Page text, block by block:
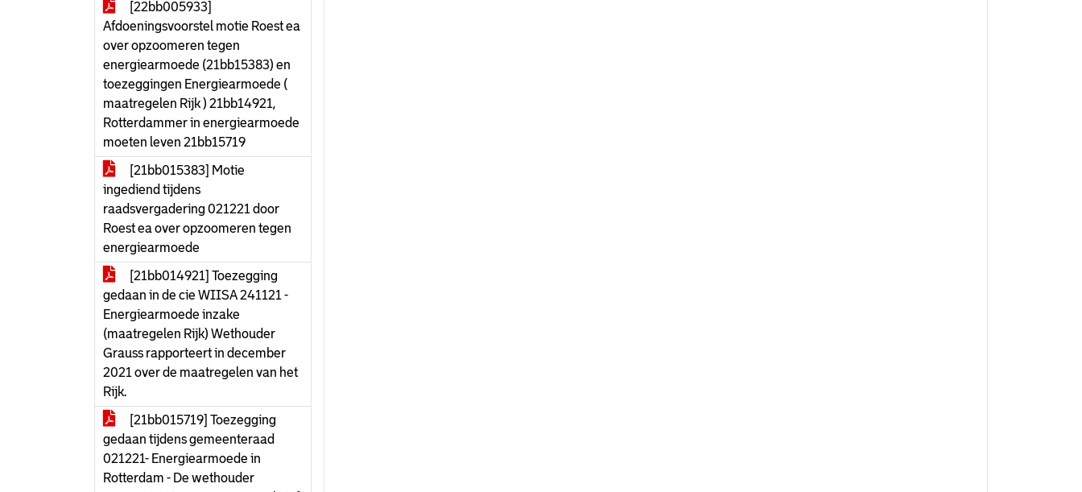
[22bb005933]
Afdoeningsvoorstel motie Roest ea
over opzoomeren tegen
energiearmoede (21bb15383) en
toezeggingen Energiearmoede (
maatregelen Rijk ) 21bb14921,
Rotterdammer in energiearmoede
moeten leven 21bb15719
[21bb015383] Motie
ingediend tijdens
raadsvergadering 021221 door
Roest ea over opzoomeren tegen
energiearmoede
[21bb014921] Toezegging
gedaan in de cie WIISA 241121 -
Energiearmoede inzake
(maatregelen Rijk) Wethouder
Grauss rapporteert in december
2021 over de maatregelen van het
Rijk.
[21bb015719] Toezegging
gedaan tijdens gemeenteraad
021221- Energiearmoede in
Rotterdam - De wethouder